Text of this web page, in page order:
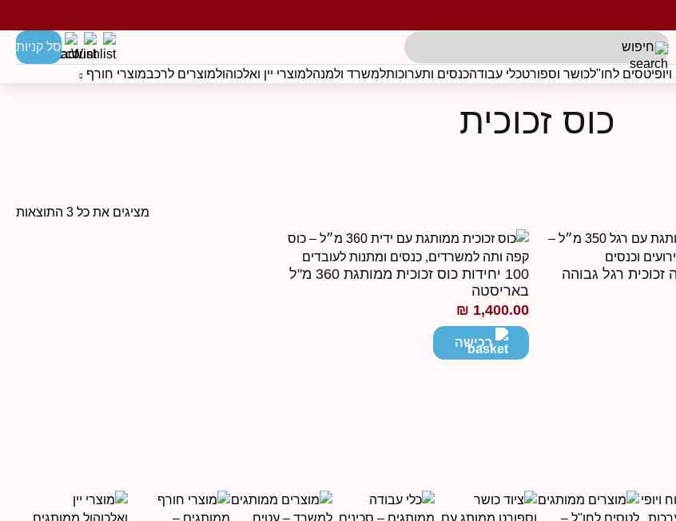
בקשת הלקוח
סל קניות
טסים לחו"לכושר וספורטכלי עבודהכנסים ותערוכותלמשרד ולמנהלמוצרי יין ואלכוהולמוצרים לרכבמוצרי חורף
כוס זכוכית
מציגים את כל ⁦3⁩ התוצאות
זכוכית רגל גבוהה
100 יחידות כוס זכוכית ממותגת 360 מ"ל
באריסטה
₪ 1,400.00
רכישה